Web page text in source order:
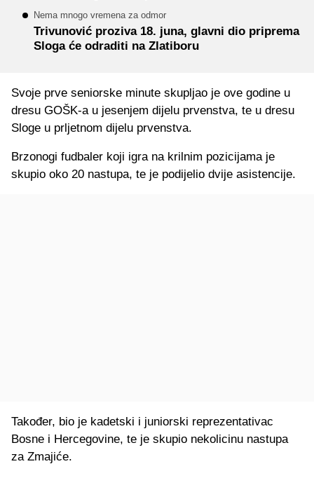
Nema mnogo vremena za odmor
Trivunović proziva 18. juna, glavni dio priprema
Sloga će odraditi na Zlatiboru
Svoje prve seniorske minute skupljao je ove godine u
dresu GOŠK-a u jesenjem dijelu prvenstva, te u dresu
Sloge u prljetnom dijelu prvenstva.
Brzonogi fudbaler koji igra na krilnim pozicijama je
skupio oko 20 nastupa, te je podijelio dvije asistencije.
Također, bio je kadetski i juniorski reprezentativac
Bosne i Hercegovine, te je skupio nekolicinu nastupa
za Zmajiće.